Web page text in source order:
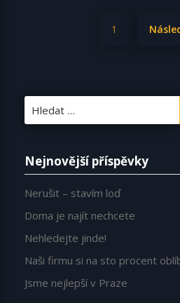
1
Nejnovější příspěvky
Nerušit – stavím loď
Doma je najít nechcete
Nehledejte jinde!
Naši firmu si na sto procent
Jsme nejlepší v Praze